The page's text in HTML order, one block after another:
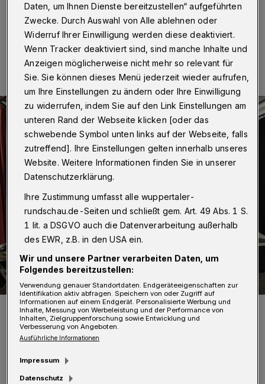
Eine Minute Lesezeit
Die Initative „Vision Vohwinkel“ (hinten v.li.): Annette Raabe, Axel
Sindram, Hans-Peter Maurer. Vorne von li.: Uli Kopka, Horst Harguth,
Michael Spitzer, Manfred Klee
Foto: Wuppertaler Rundschau/mivi
Daten, um Ihnen Dienste bereitzustellen“ aufgeführten
Zwecke. Durch Auswahl von Alle ablehnen oder
Widerruf Ihrer Einwilligung werden diese deaktiviert.
Wenn Tracker deaktiviert sind, sind manche Inhalte und
Anzeigen möglicherweise nicht mehr so relevant für
Sie. Sie können dieses Menü jederzeit wieder aufrufen,
um Ihre Einstellungen zu ändern oder Ihre Einwilligung
zu widerrufen, indem Sie auf den Link Einstellungen am
unteren Rand der Webseite klicken [oder das
schwebende Symbol unten links auf der Webseite, falls
zutreffend]. Ihre Einstellungen gelten innerhalb unseres
Website. Weitere Informationen finden Sie in unserer
Datenschutzerklärung.
Ihre Zustimmung umfasst alle wuppertaler-
rundschau.de-Seiten und schließt gem. Art. 49 Abs. 1 S.
1 lit. a DSGVO auch die Datenverarbeitung außerhalb
des EWR, z.B. in den USA ein.
Wir und unsere Partner verarbeiten Daten, um
Folgendes bereitzustellen:
Verwendung genauer Standortdaten. Endgeräteeigenschaften zur
Identifikation aktiv abfragen. Speichern von oder Zugriff auf
Informationen auf einem Endgerät. Personalisierte Werbung und
Inhalte, Messung von Werbeleistung und der Performance von
Inhalten, Zielgruppenforschung sowie Entwicklung und
Verbesserung von Angeboten.
Ausführliche Informationen
Impressum
Datenschutz